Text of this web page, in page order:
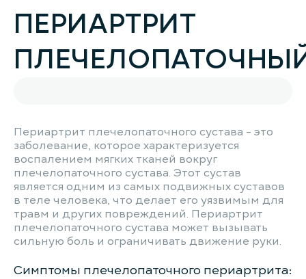
ПЕРИАРТРИТ
Периартрит плечелопаточного сустава - это
заболевание, которое характеризуется
воспалением мягких тканей вокруг
плечелопаточного сустава. Этот сустав
является одним из самых подвижных суставов
в теле человека, что делает его уязвимым для
травм и других повреждений. Периартрит
плечелопаточного сустава может вызывать
сильную боль и ограничивать движение руки.
Симптомы плечелопаточного периартрита: